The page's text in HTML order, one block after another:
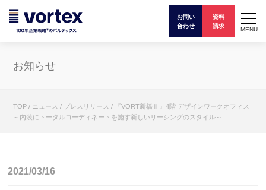
お問い
合わせ
資料
請求
MENU
お知らせ
TOP / ニュース / プレスリリース /
『VORT新橋Ⅱ』4階 デザインワークオフィス
～内装にトータルコーディネートを施す新しいリーシングのスタイル～
2021/03/16